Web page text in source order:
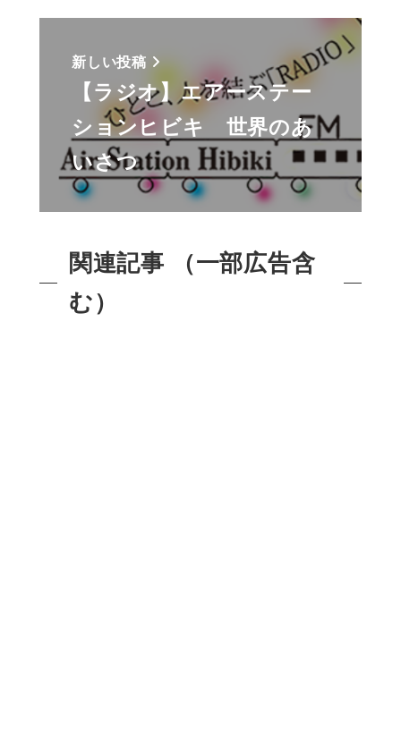
新しい投稿
【ラジオ】エアーステー
ションヒビキ 世界のあ
いさつ
関連記事 （一部広告含
む）